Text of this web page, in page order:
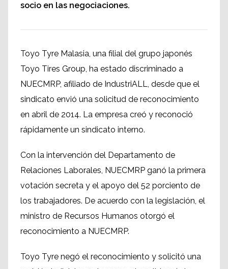
socio en las negociaciones.
Toyo Tyre Malasia, una filial del grupo japonés
Toyo Tires Group, ha estado discriminado a
NUECMRP, afiliado de IndustriALL, desde que el
sindicato envió una solicitud de reconocimiento
en abril de 2014. La empresa creó y reconoció
rápidamente un sindicato interno.
Con la intervención del Departamento de
Relaciones Laborales, NUECMRP ganó la primera
votación secreta y el apoyo del 52 porciento de
los trabajadores. De acuerdo con la legislación, el
ministro de Recursos Humanos otorgó el
reconocimiento a NUECMRP.
Toyo Tyre negó el reconocimiento y solicitó una